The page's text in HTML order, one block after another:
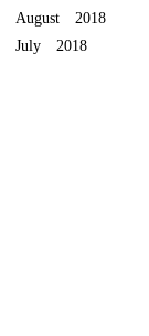
August 2018
July 2018